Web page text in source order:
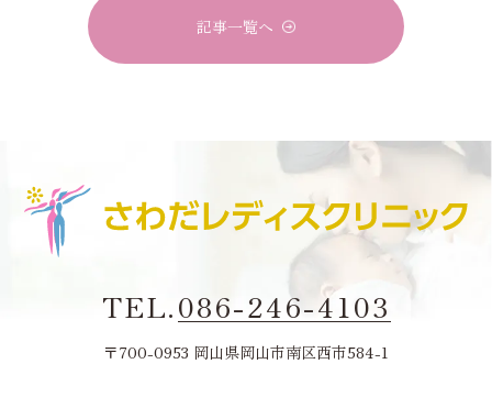
記事一覧へ
TEL.086-246-4103
〒700-0953 岡山県岡山市南区西市584-1